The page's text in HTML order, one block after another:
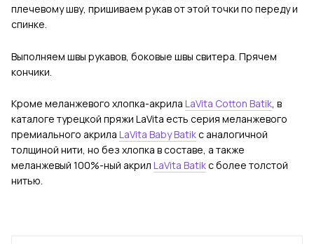
плечевому шву, пришиваем рукав от этой точки по переду и
спинке.
Выполняем швы рукавов, боковые швы свитера. Прячем
кончики.
Кроме меланжевого хлопка-акрила LaVita Cotton Batik, в
каталоге турецкой пряжи LaVita есть серия меланжевого
премиального акрила LaVita Baby Batikс аналогичной
толщиной нити, но без хлопка в составе, а также
меланжевый 100%-ный акрил LaVita Batikс более толстой
нитью.